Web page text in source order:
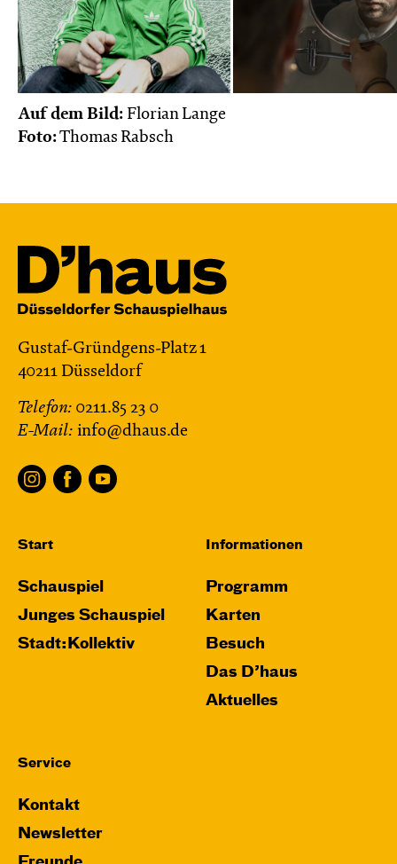
Auf dem Bild: Florian Lange
Foto:Thomas Rabsch
Gustaf-Gründgens-Platz 1
40211 Düsseldorf
Telefon: 0211.85 23 0
E-Mail: info@dhaus.de
Start
Schauspiel
Junges Schauspiel
Stadt:Kollektiv
Informationen
Programm
Karten
Besuch
Das D’haus
Aktuelles
Service
Kontakt
Newsletter